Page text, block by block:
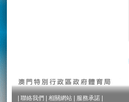
聯絡我們 相關網站 服務承諾